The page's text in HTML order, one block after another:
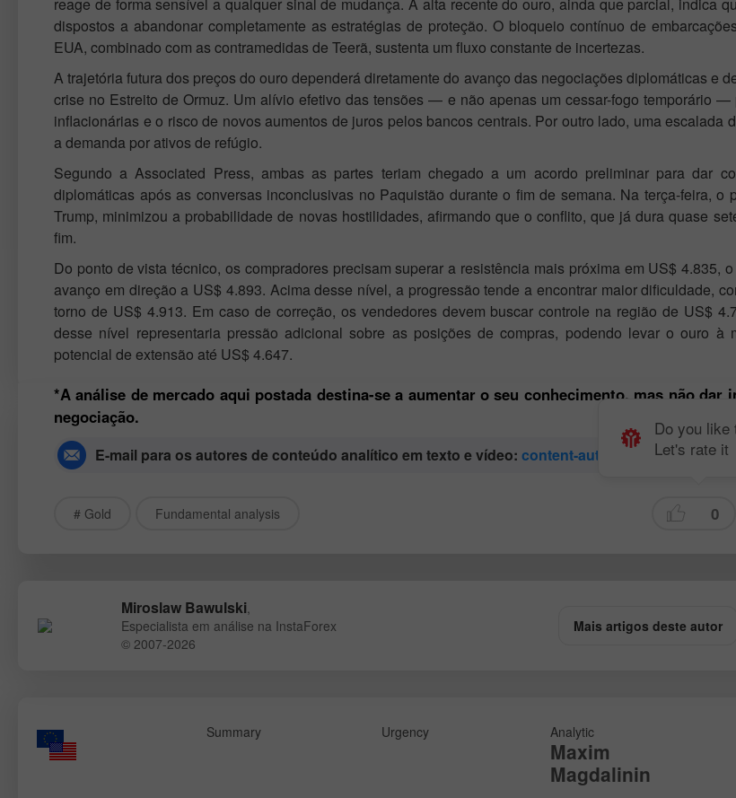
dispostos a abandonar completamente as estratégias de proteção. O bloqueio contínuo de
EUA, combinado com as contramedidas de Teerã, sustenta um fluxo constante de incertezas.
A trajetória futura dos preços do ouro dependerá diretamente do avanço das negociações diplomáticas e
crise no Estreito de Ormuz. Um alívio efetivo das tensões — e não apenas um cessar-fogo temporário —
inflacionárias e o risco de novos aumentos de juros pelos bancos centrais. Por outro lado, uma escalada
a demanda por ativos de refúgio.
Segundo a Associated Press, ambas as partes teriam chegado a um acordo preliminar para dar
diplomáticas após as conversas inconclusivas no Paquistão durante o fim de semana. Na terça-feira, o
Trump, minimizou a probabilidade de novas hostilidades, afirmando que o conflito, que já dura quase
fim.
Do ponto de vista técnico, os compradores precisam superar a resistência mais próxima em US$ 4.835,
avanço em direção a US$ 4.893. Acima desse nível, a progressão tende a encontrar maior dificuldade,
torno de US$ 4.913. Em caso de correção, os vendedores devem buscar controle na região de US$
desse nível representaria pressão adicional sobre as posições de compras, podendo levar o ouro à
potencial de extensão até US$ 4.647.
*A análise de mercado aqui postada destina-se a aumentar o seu conhecimento, mas não dar
negociação.
E-mail para os autores de conteúdo analítico em texto e vídeo: content-authors@instaforex.com
# Gold Fundamental analysis 0
Do you
Let's rate it
Miroslaw Bawulski,
Especialista em análise na InstaForex
© 2007-2026
Mais artigos deste autor
Summary Urgency Analytic
Maxim
Magdalinin